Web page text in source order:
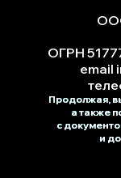
ОГРН
email
Продолжая,
а также
с
и